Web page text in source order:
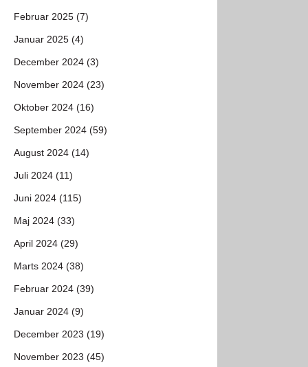
Februar 2025 (7)
Januar 2025 (4)
December 2024 (3)
November 2024 (23)
Oktober 2024 (16)
September 2024 (59)
August 2024 (14)
Juli 2024 (11)
Juni 2024 (115)
Maj 2024 (33)
April 2024 (29)
Marts 2024 (38)
Februar 2024 (39)
Januar 2024 (9)
December 2023 (19)
November 2023 (45)